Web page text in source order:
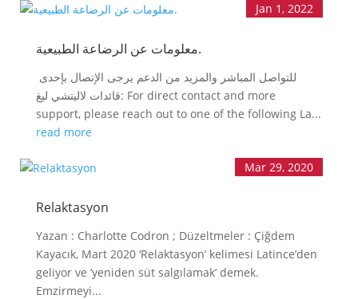
معلومات عن الرضاعة الطبيعية.
Jan 1, 2022
قائدات لاليتشي ليغ: For direct contact and more
support, please reach out to one of the following La...
read more
Relaktasyon
Mar 29, 2020
Yazan : Charlotte Codron ; Düzeltmeler : Çiğdem
Kayacık, Mart 2020 ‘Relaktasyon’ kelimesi Latince’den
geliyor ve ‘yeniden süt salgılamak’ demek.
Emzirmeyi...